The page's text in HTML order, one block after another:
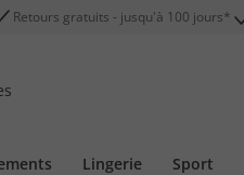
Retours gratuits - jusqu'à 100 jours*
Lingerie Sport